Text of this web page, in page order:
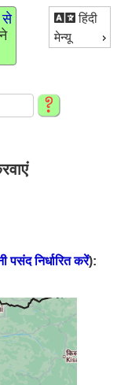
हिंदी
मेन्यू
से
पसंद निर्धारित करें):